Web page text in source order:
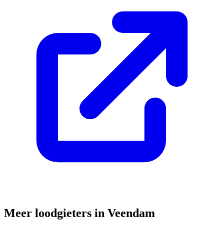
Meer loodgieters in Veendam